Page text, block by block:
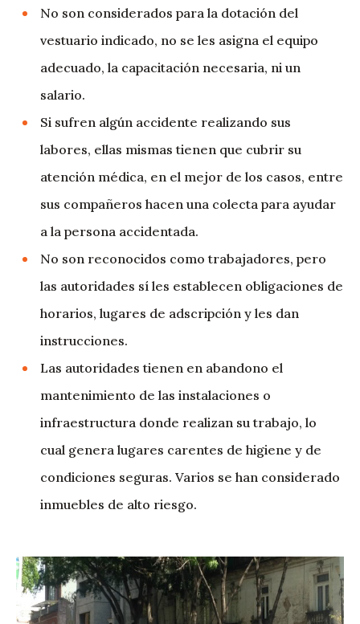
No son considerados para la dotación del
vestuario indicado, no se les asigna el equipo
adecuado, la capacitación necesaria, ni un
salario.
Si sufren algún accidente realizando sus
labores, ellas mismas tienen que cubrir su
atención médica, en el mejor de los casos, entre
sus compañeros hacen una colecta para ayudar
a la persona accidentada.
No son reconocidos como trabajadores, pero
las autoridades sí les establecen obligaciones de
horarios, lugares de adscripción y les dan
instrucciones.
Las autoridades tienen en abandono el
mantenimiento de las instalaciones o
infraestructura donde realizan su trabajo, lo
cual genera lugares carentes de higiene y de
condiciones seguras. Varios se han considerado
inmuebles de alto riesgo.